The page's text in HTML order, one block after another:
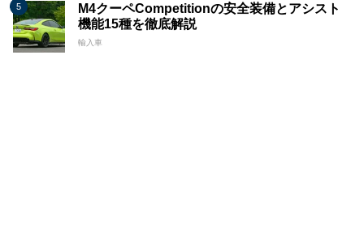
M4クーペCompetitionの安全装備とアシスト
機能15種を徹底解説
輸入車